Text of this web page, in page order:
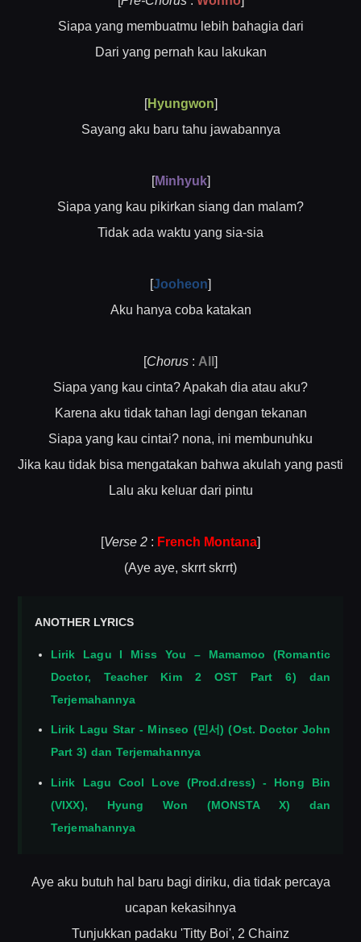
Siapa yang membuatmu lebih bahagia dari
Dari yang pernah kau lakukan
[Hyungwon]
Sayang aku baru tahu jawabannya
[Minhyuk]
Siapa yang kau pikirkan siang dan malam?
Tidak ada waktu yang sia-sia
[Jooheon]
Aku hanya coba katakan
[Chorus : All ]
Siapa yang kau cinta? Apakah dia atau aku?
Karena aku tidak tahan lagi dengan tekanan
Siapa yang kau cintai? nona, ini membunuhku
Jika kau tidak bisa mengatakan bahwa akulah yang pasti
Lalu aku keluar dari pintu
[Verse 2 : French Montana]
(Aye aye, skrrt skrrt)
ANOTHER LYRICS
Lirik Lagu I Miss You – Mamamoo (Romantic
Doctor, Teacher Kim 2 OST Part 6) dan
Terjemahannya
Lirik Lagu Star - Minseo (민서) (Ost. Doctor John
Part 3) dan Terjemahannya
Lirik Lagu Cool Love (Prod.dress) - Hong Bin
(VIXX), Hyung Won (MONSTA X) dan
Terjemahannya
Aye aku butuh hal baru bagi diriku, dia tidak percaya
ucapan kekasihnya
Tunjukkan padaku 'Titty Boi', 2 Chainz